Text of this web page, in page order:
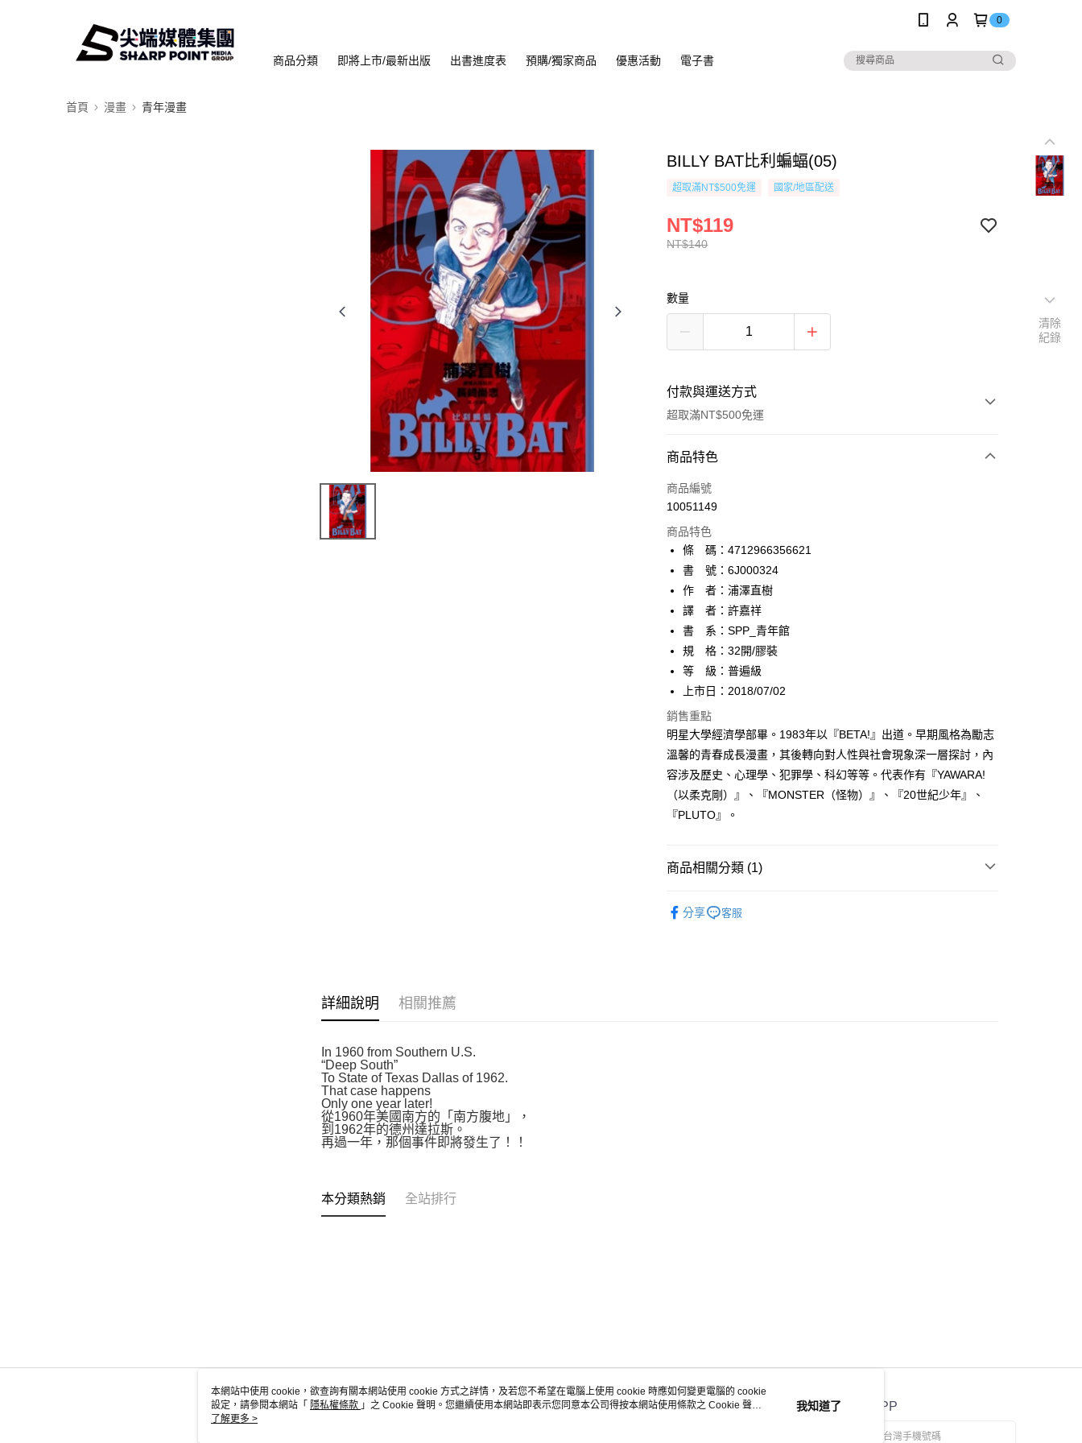
0
商品分類 即將上市/最新出版 出書進度表 預購/獨家商品 優惠活動 電子書
首頁 漫畫 青年漫畫
BILLY BAT比利蝙蝠(05)
超取滿NT$500免運 國家/地區配送
NT$140
NT$119
數量
付款與運送方式
超取滿NT$500免運
付款方式
信用卡一次付款
AFTEE先享後付
相關說明
AFTEE先享後付是「在收到商品之後才付款」的支付方式。 讓您購物簡單
便利好安心！
１．簡單：不需註冊會員、不需綁卡、不需儲值。
２．便利：只要手機號碼，簡訊認證，即可結帳。
３．安心：先確認商品／服務後，再付款。
１．於結帳方式選擇「AFTEE先享後付」後，將跳轉至「AFTEE先享後
付」結帳頁面，進行簡訊認證並確認金額後，即可完成結帳。
２．訂單成立數日內，您將收到繳費通知簡訊。
３．收到繳費通知簡訊後14天內，點擊此簡訊中的連結，可透過四大超商
／ATM／網路銀行／等多元方式進行付款，方視為交易完成。
※ 請注意：結帳手續完成當下不需立刻繳費，但若您需要取消訂單，請聯
絡購買商品的店家。未經商家同意取消之訂單仍視為有效，需透過AFTEE
先享後付繳納相關費用。
※ 交易是否成功請以「AFTEE先享後付 」之結帳頁面顯示為準，若有關於
【注意事項】
求債權轉讓予恩沛科技股份有限公司。
ATM付款
運送方式
全家取貨付款
每筆NT$80，滿NT$500(含以上)免運費
付款後全家取貨
每筆NT$80，滿NT$500(含以上)免運費
萊爾富取貨付款
每筆NT$80，滿NT$500(含以上)免運費
商品特色
商品編號
10051149
商品特色
條 碼：4712966356621
書 號：6J000324
作 者：浦澤直樹
譯 者：許嘉祥
書 系：SPP_青年館
規 格：32開/膠裝
等 級：普遍級
上市日：2018/07/02
銷售重點
明星大學經濟學部畢。1983年以『BETA!』出道。早期風格為勵志
溫馨的青春成長漫畫，其後轉向對人性與社會現象深一層探討，內
容涉及歷史、心理學、犯罪學、科幻等等。代表作有『YAWARA!
（以柔克剛）』、『MONSTER（怪物）』、『20世紀少年』、
『PLUTO』。
商品相關分類 (1)
分享
客服
詳細說明 相關推薦
In 1960 from Southern U.S.
“Deep South”
To State of Texas Dallas of 1962.
That case happens
Only one year later!
從1960年美國南方的「南方腹地」，
到1962年的德州達拉斯。
再過一年，那個事件即將發生了！！
本分類熱銷 全站排行
關於我們 客服資訊 官方APP
清除
紀錄
本網站中使用 cookie，欲查詢有關本網站使用 cookie 方式之詳情，及若您不希望在電腦上使用 cookie 時應如何變更電腦的 cookie
設定，請參閱本網站「 隱私權條款 」之 Cookie 聲明。您繼續使用本網站即表示您同意本公司得按本網站使用條款之 Cookie 聲明
使用 cookie。
了解更多 >
我知道了